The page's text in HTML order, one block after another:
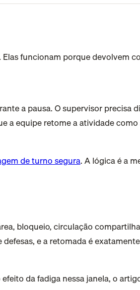
funcionam porque devolvem
a pausa. O supervisor precisa
a equipe retome a atividade
de turno segura. A lógica é a
bloqueio, circulação
e a retomada é
da fadiga nessa janela, o